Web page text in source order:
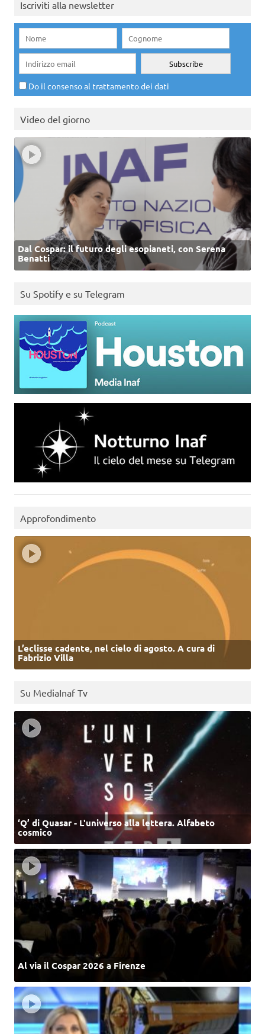
Iscriviti alla newsletter
Do il consenso al trattamento dei dati
Video del giorno
Dal Cospar: il futuro degli esopianeti, con Serena
Benatti
Su Spotify e su Telegram
Approfondimento
L’eclisse cadente, nel cielo di agosto. A cura di
Fabrizio Villa
Su MediaInaf Tv
‘Q’ di Quasar - L'universo alla lettera. Alfabeto
cosmico
Al via il Cospar 2026 a Firenze